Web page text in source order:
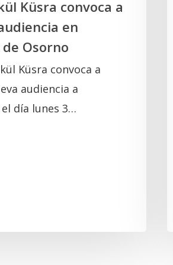
Küsra convoca a
en
de Osorno
Küsra convoca a
audiencia a
día lunes 3…